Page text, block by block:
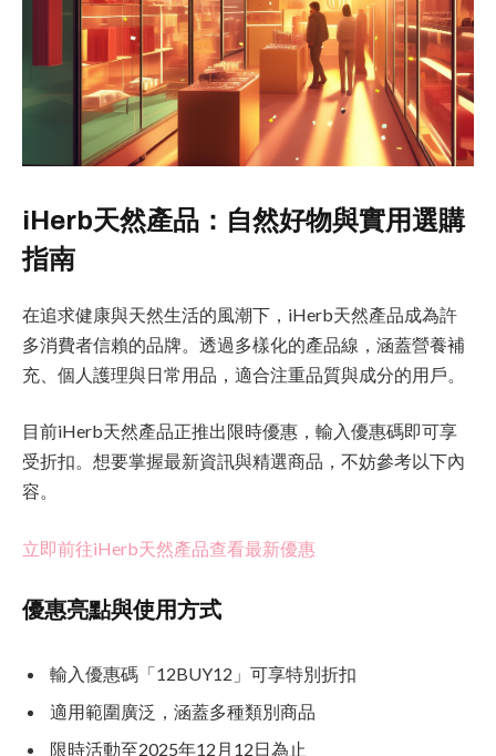
iHerb天然產品：自然好物與實用選購
指南
在追求健康與天然生活的風潮下，iHerb天然產品成為許
多消費者信賴的品牌。透過多樣化的產品線，涵蓋營養補
充、個人護理與日常用品，適合注重品質與成分的用戶。
目前iHerb天然產品正推出限時優惠，輸入優惠碼即可享
受折扣。想要掌握最新資訊與精選商品，不妨參考以下內
容。
立即前往iHerb天然產品查看最新優惠
優惠亮點與使用方式
輸入優惠碼「12BUY12」可享特別折扣
適用範圍廣泛，涵蓋多種類別商品
限時活動至2025年12月12日為止